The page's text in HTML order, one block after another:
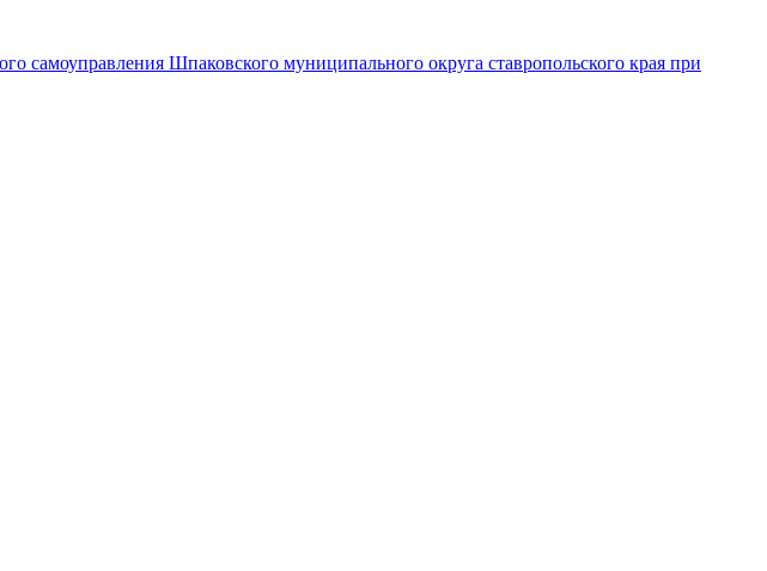
самоуправления Шпаковского муниципального округа ставропольского края при